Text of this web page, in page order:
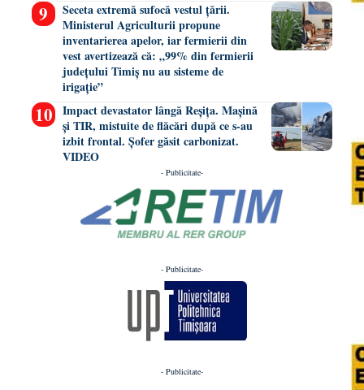
Seceta extremă sufocă vestul țării.
Ministerul Agriculturii propune
inventarierea apelor, iar fermierii din
vest avertizează că: „99% din fermierii
județului Timiș nu au sisteme de
irigație”
Impact devastator lângă Reșița. Mașină
și TIR, mistuite de flăcări după ce s-au
izbit frontal. Șofer găsit carbonizat.
VIDEO
- Publicitate-
- Publicitate-
- Publicitate-